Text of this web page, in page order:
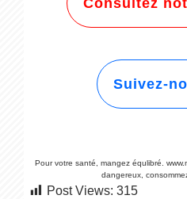
Suivez-
Pour votre santé, mangez équlibré.
dangereux,
Post Views: 315